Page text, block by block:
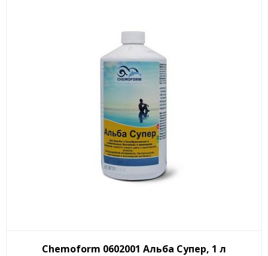
Chemoform 0602001 Альба Супер, 1 л